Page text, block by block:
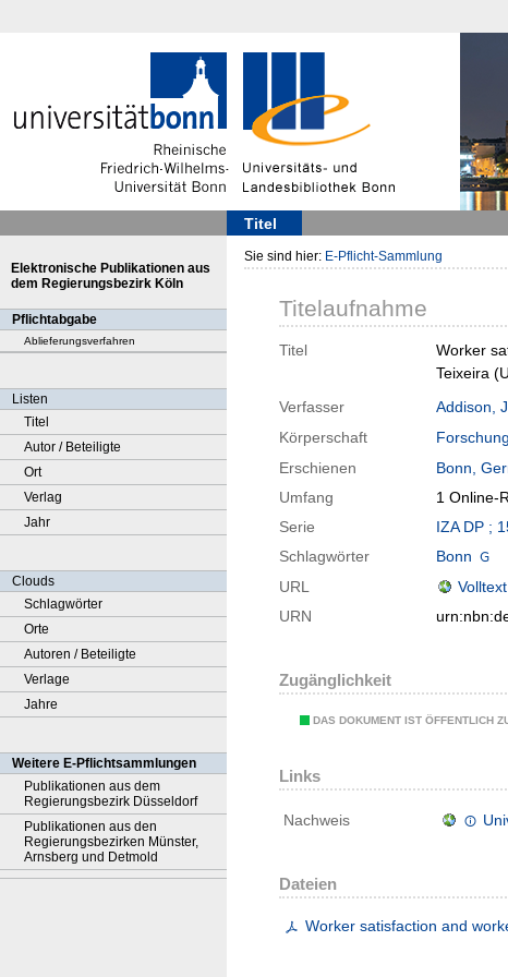
Titel
Elektronische Publikationen aus
dem Regierungsbezirk Köln
Pflichtabgabe
Ablieferungsverfahren
Listen
Titel
Autor / Beteiligte
Ort
Verlag
Jahr
Clouds
Schlagwörter
Orte
Autoren / Beteiligte
Verlage
Jahre
Weitere E-Pflichtsammlungen
Publikationen aus dem
Regierungsbezirk Düsseldorf
Publikationen aus den
Regierungsbezirken Münster,
Arnsberg und Detmold
Sie sind hier: E-Pflicht-Sammlung
Titelaufnahme
Titel
Worker
Teixeira
Verfasser
Addison,
Körperschaft
Erschienen
Bonn,
Umfang
1 Online-
Serie
IZA DP ;
Schlagwörter
Bonn
URL
Volltext
URN
Zugänglichkeit
DAS DOKUMENT IST ÖFFENTLICH
Links
Nachweis
Dateien
Worker satisfaction and